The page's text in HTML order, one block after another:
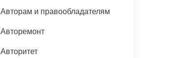
Авторам и правообладателям
Авторемонт
Авторитет